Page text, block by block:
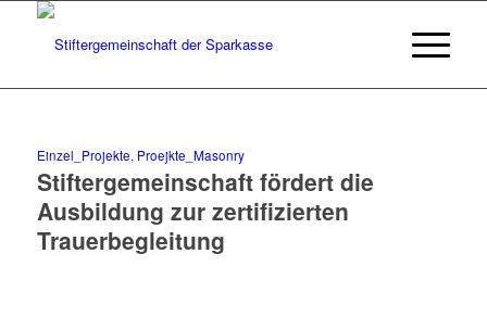
Einzel_Projekte, Proejkte_Masonry
Stiftergemeinschaft fördert die
Ausbildung zur zertifizierten
Trauerbegleitung